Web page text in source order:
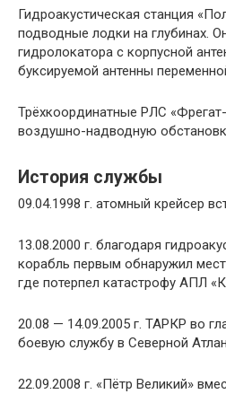
Гидроакустическая станция
подводные лодки на глубинах.
гидролокатора с корпусной
буксируемой антенны
Трёхкоординатные РЛС
воздушно-надводную
История службы
09.04.1998 г. атомный крейсер
13.08.2000 г. благодаря
корабль первым обнаружил
где потерпел катастрофу АПЛ
20.08 — 14.09.2005 г. ТАРКР во
боевую службу в Северной
22.09.2008 г. «Пётр Великий»